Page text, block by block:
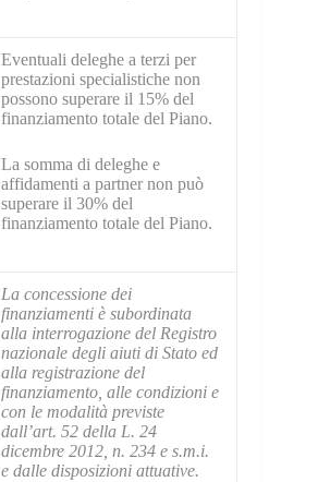
Eventuali deleghe a terzi per
prestazioni specialistiche non
possono superare il 15% del
finanziamento totale del Piano.
La somma di deleghe e
affidamenti a partner non può
superare il 30% del
finanziamento totale del Piano.
La concessione dei
finanziamenti è subordinata
alla interrogazione del Registro
nazionale degli aiuti di Stato ed
alla registrazione del
finanziamento, alle condizioni e
con le modalità previste
dall’art. 52 della L. 24
dicembre 2012, n. 234 e s.m.i.
e dalle disposizioni attuative.